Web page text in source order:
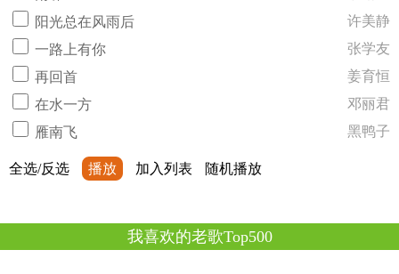
阳光总在风雨后
许美静
一路上有你
张学友
再回首
姜育恒
在水一方
邓丽君
雁南飞
黑鸭子
全选/反选 播放 加入列表 随机播放
我喜欢的老歌Top500